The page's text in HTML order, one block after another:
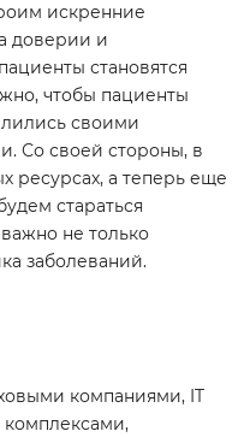
искренние
доверии и
становятся
чтобы пациенты
своими
Со своей стороны, в
ресурсах, а теперь еще
стараться
не только
заболеваний.
компаниями, IT